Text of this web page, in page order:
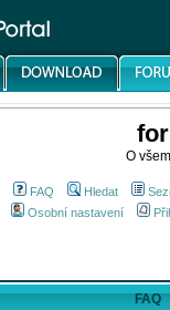
O
FAQ Hledat
Osobní nastavení
FAQ